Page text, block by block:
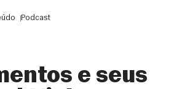
Podcast
e seus